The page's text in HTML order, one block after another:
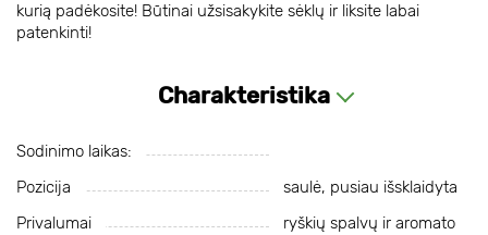
kurią padėkosite! Būtinai užsisakykite sėklų ir liksite labai
patenkinti!
Charakteristika
Sodinimo laikas:
Pozicija
saulė, pusiau išsklaidyta
Privalumai
ryškių spalvų ir aromato